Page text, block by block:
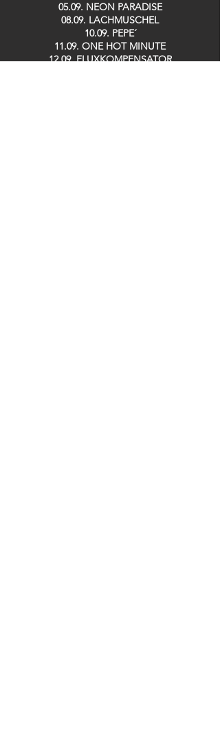
05.09. NEON PARADISE
08.09. LACHMUSCHEL
10.09. PEPE´
11.09. ONE HOT MINUTE
12.09. FLUXKOMPENSATOR